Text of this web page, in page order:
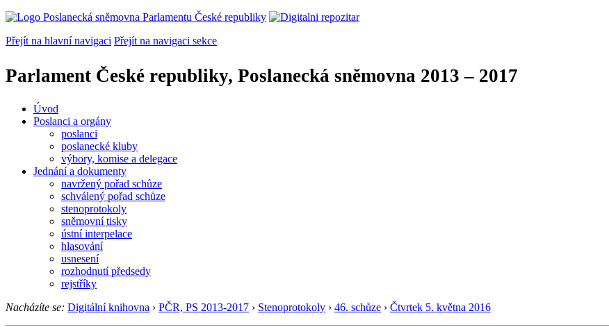
Přejít na hlavní navigaci Přejít na navigaci sekce
Parlament České republiky, Poslanecká sněmovna 2013 – 2017
Úvod
Poslanci a orgány
poslanci
poslanecké kluby
výbory, komise a delegace
Jednání a dokumenty
navržený pořad schůze
schválený pořad schůze
stenoprotokoly
sněmovní tisky
ústní interpelace
hlasování
usnesení
rozhodnutí předsedy
rejstříky
Nacházíte se: Digitální knihovna › PČR, PS 2013-2017 › Stenoprotokoly › 46. schůze › Čtvrtek 5. května 2016